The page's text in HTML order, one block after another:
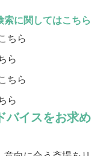
に関してはこちら
ちら
ら
ちら
ら
バイスをお求め